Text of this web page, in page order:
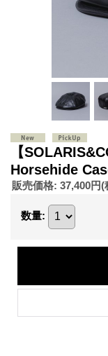
【
Horsehide
販売価格: 37,400円(
数量: